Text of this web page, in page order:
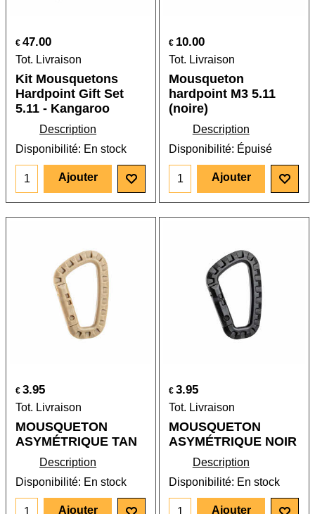
€ 47.00
Tot. Livraison
Kit Mousquetons
Hardpoint Gift Set
5.11 - Kangaroo
Description
Disponibilité: En stock
Ajouter
€ 10.00
Tot. Livraison
Mousqueton
hardpoint M3 5.11
(noire)
Description
Disponibilité: Épuisé
Ajouter
€ 3.95
Tot. Livraison
MOUSQUETON
ASYMÉTRIQUE TAN
Description
Disponibilité: En stock
Ajouter
€ 3.95
Tot. Livraison
MOUSQUETON
ASYMÉTRIQUE NOIR
Description
Disponibilité: En stock
Ajouter